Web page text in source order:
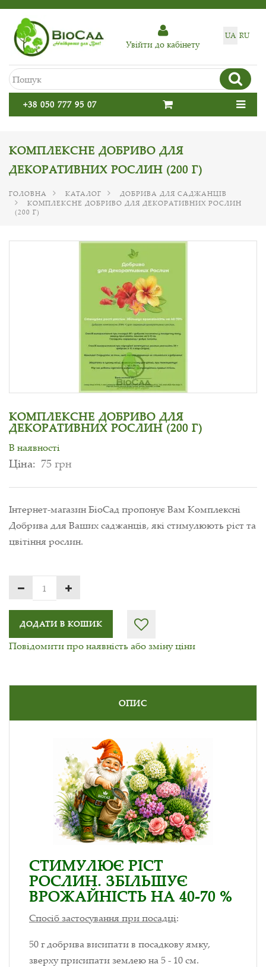
UA RU
Увiйти до кабiнету
+38 050 777 95 07
КОМПЛЕКСНЕ ДОБРИВО ДЛЯ
ДЕКОРАТИВНИХ РОСЛИН (200 Г)
ГОЛОВНА КАТАЛОГ
ДОБРИВА ДЛЯ САДЖАНЦІВ
КОМПЛЕКСНЕ ДОБРИВО ДЛЯ ДЕКОРАТИВНИХ РОСЛИН
(200 Г)
КОМПЛЕКСНЕ ДОБРИВО ДЛЯ
ДЕКОРАТИВНИХ РОСЛИН (200 Г)
В наявності
Ціна: 75 грн
Інтернет-магазин БіоСад пропонує Вам Комплексні
Добрива для Ваших саджанців, які стимулюють ріст та
цвітіння рослин.
ДОДАТИ В КОШИК
Повідомити про наявність або зміну ціни
ОПИС
СТИМУЛЮЄ РІСТ
РОСЛИН. ЗБІЛЬШУЄ
ВРОЖАЙНІСТЬ НА 40-70 %
Спосіб застосування при посадці:
50 г добрива висипати в посадкову ямку,
зверху присипати землею на 5 - 10 см.